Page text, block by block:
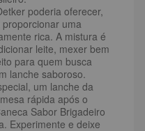
poderia oferecer,
uma
rica. A mistura é
leite, mexer bem
para quem busca
lanche saboroso.
um lanche da
rápida após o
Sabor Brigadeiro
Experimente e deixe